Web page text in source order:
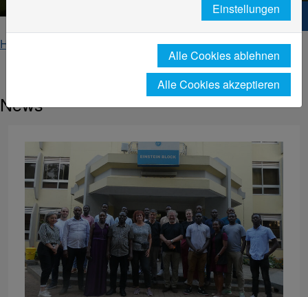
Hochschule Niederrhein. Dein Weg.
Home
Fachbereich Ingenieurwissenschaften und Informatik
News
Einstellungen
Alle Cookies ablehnen
Alle Cookies akzeptieren